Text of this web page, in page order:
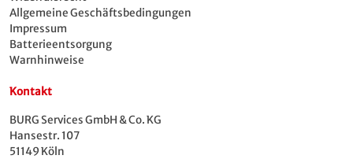
geeignet, allerdings nicht für Trinkwasser-
Sprudler
Fläsch – die Flasche mit Charakter. Für alle, die
Allgemeine Geschäftsbedingungen
Impressum
Batterieentsorgung
Warnhinweise
Kontakt
BURG Services GmbH & Co. KG
Hansestr. 107
51149 Köln